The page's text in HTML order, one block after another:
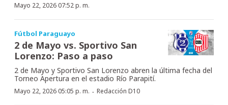
Mayo 22, 2026 07:52 p. m.
Fútbol Paraguayo
2 de Mayo vs. Sportivo San
Lorenzo: Paso a paso
2 de Mayo y Sportivo San Lorenzo abren la última fecha del
Torneo Apertura en el estadio Río Parapití.
Mayo 22, 2026 05:05 p. m. · Redacción D10